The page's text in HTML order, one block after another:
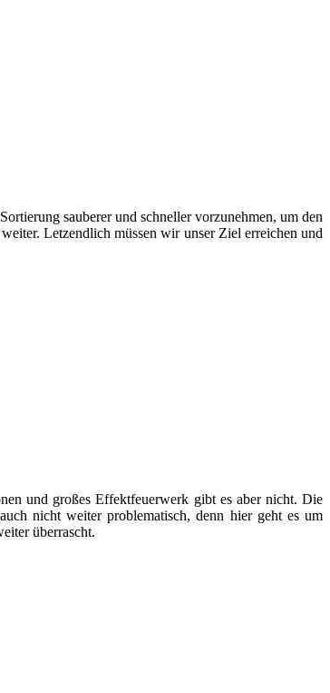
sauberer und schneller vorzunehmen, um den
Letzendlich müssen wir unser Ziel erreichen und
und großes Effektfeuerwerk gibt es aber nicht. Die
nicht weiter problematisch, denn hier geht es um
überrascht.